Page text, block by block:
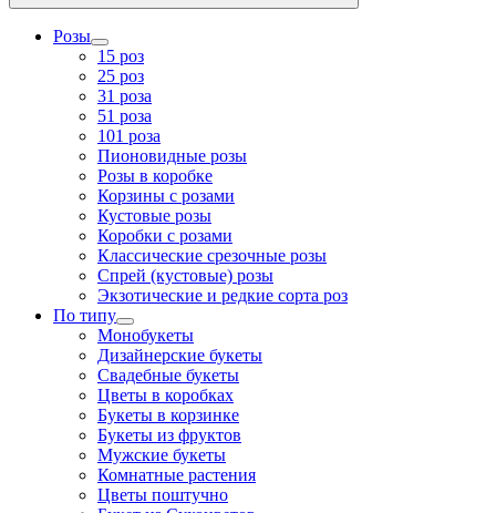
Розы
15 роз
25 роз
31 роза
51 роза
101 роза
Пионовидные розы
Розы в коробке
Корзины с розами
Кустовые розы
Коробки с розами
Классические срезочные розы
Спрей (кустовые) розы
Экзотические и редкие сорта роз
По типу
Монобукеты
Дизайнерские букеты
Свадебные букеты
Цветы в коробках
Букеты в корзинке
Букеты из фруктов
Мужские букеты
Комнатные растения
Цветы поштучно